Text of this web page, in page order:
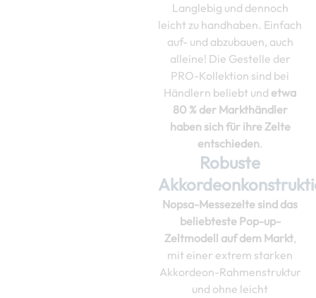
Langlebig und dennoch
leicht zu handhaben. Einfach
auf- und abzubauen, auch
alleine! Die Gestelle der
PRO-Kollektion sind bei
Händlern beliebt und etwa
80 % der Markthändler
haben sich für ihre Zelte
entschieden.
Robuste
Nopsa-Messezelte sind das
beliebteste Pop-up-
Zeltmodell auf dem Markt,
mit einer extrem starken
Akkordeon-Rahmenstruktur
und ohne leicht